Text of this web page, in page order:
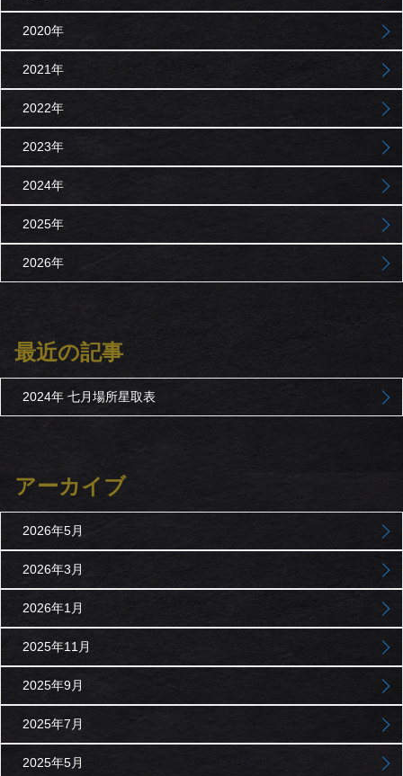
2020年
2021年
2022年
2023年
2024年
2025年
2026年
最近の記事
2024年 七月場所星取表
アーカイブ
2026年5月
2026年3月
2026年1月
2025年11月
2025年9月
2025年7月
2025年5月